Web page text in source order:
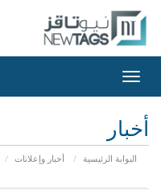
تبديل
التنقل
أخبار
البوابة الرئيسية أخبار وإعلانات